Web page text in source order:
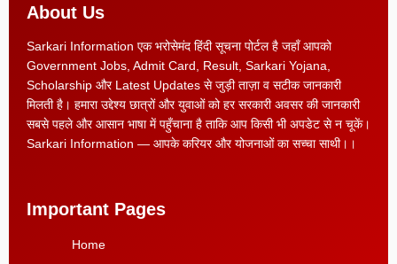
About Us
Sarkari Information एक भरोसेमंद हिंदी सूचना पोर्टल है जहाँ आपको
Government Jobs, Admit Card, Result, Sarkari Yojana,
Scholarship और Latest Updates से जुड़ी ताज़ा व सटीक जानकारी
मिलती है। हमारा उद्देश्य छात्रों और युवाओं को हर सरकारी अवसर की जानकारी
सबसे पहले और आसान भाषा में पहुँचाना है ताकि आप किसी भी अपडेट से न चूकें।
Sarkari Information — आपके करियर और योजनाओं का सच्चा साथी।।
Important Pages
Home